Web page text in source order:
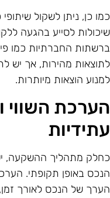
כן, ניתן לשקול שיתופי
לסייע בהגעה
החברתיות כמו
מהירות, אך יש
הוצאות מיותרות.
השווי
מתהליך ההשקעה,
באופן תקופתי.
של הנכס לאורך